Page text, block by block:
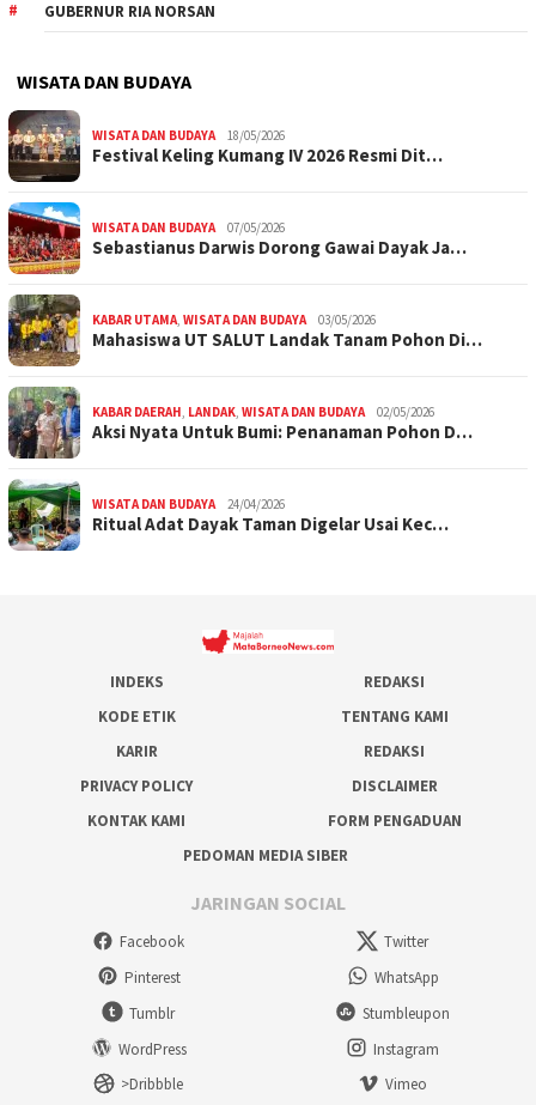
GUBERNUR RIA NORSAN
WISATA DAN BUDAYA
WISATA DAN BUDAYA 18/05/2026
Festival Keling Kumang IV 2026 Resmi Dit…
WISATA DAN BUDAYA 07/05/2026
Sebastianus Darwis Dorong Gawai Dayak Ja…
KABAR UTAMA, WISATA DAN BUDAYA 03/05/2026
Mahasiswa UT SALUT Landak Tanam Pohon Di…
KABAR DAERAH, LANDAK, WISATA DAN BUDAYA 02/05/2026
Aksi Nyata Untuk Bumi: Penanaman Pohon D…
WISATA DAN BUDAYA 24/04/2026
Ritual Adat Dayak Taman Digelar Usai Kec…
INDEKS
REDAKSI
KODE ETIK
TENTANG KAMI
KARIR
REDAKSI
PRIVACY POLICY
DISCLAIMER
KONTAK KAMI
FORM PENGADUAN
PEDOMAN MEDIA SIBER
JARINGAN SOCIAL
Facebook
Twitter
Pinterest
WhatsApp
Tumblr
Stumbleupon
WordPress
Instagram
>Dribbble
Vimeo